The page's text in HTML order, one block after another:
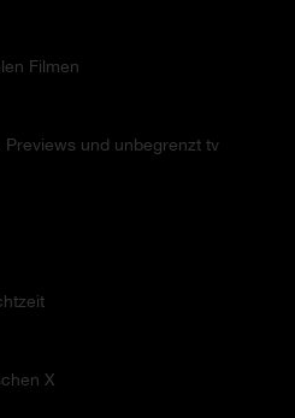
Filmen
und unbegrenzt tv
X